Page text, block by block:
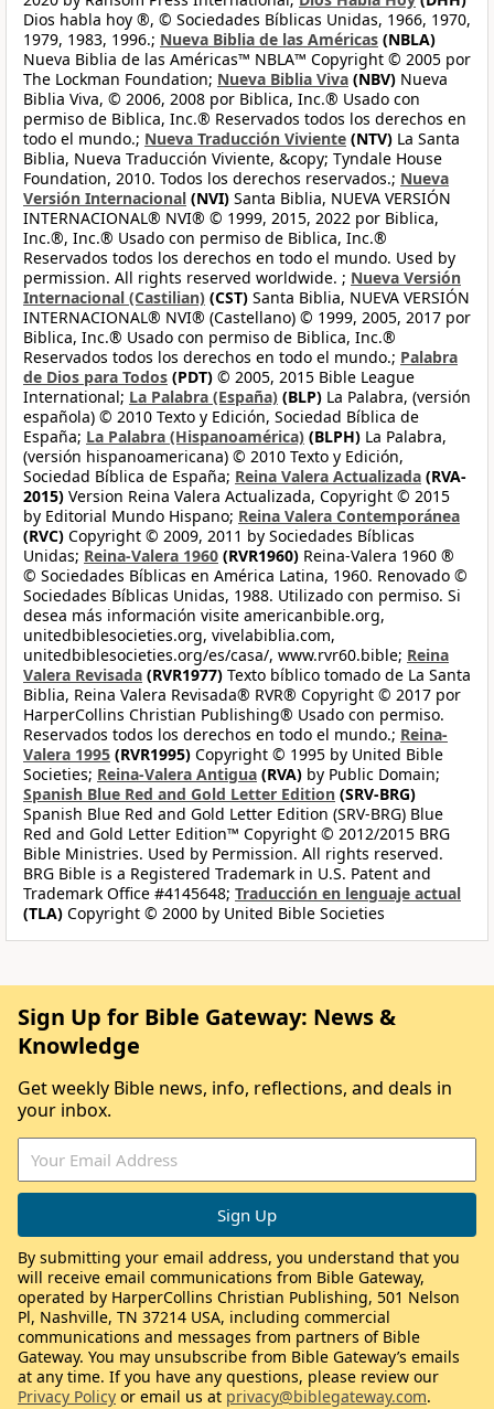
Dios habla hoy ®, © Sociedades Bíblicas Unidas, 1966, 1970,
1979, 1983, 1996.; Nueva Biblia de las Américas (NBLA)
Nueva Biblia de las Américas™ NBLA™ Copyright © 2005 por
The Lockman Foundation; Nueva Biblia Viva (NBV) Nueva
Biblia Viva, © 2006, 2008 por Biblica, Inc.® Usado con
permiso de Biblica, Inc.® Reservados todos los derechos en
todo el mundo.; Nueva Traducción Viviente (NTV) La Santa
Biblia, Nueva Traducción Viviente, &copy; Tyndale House
Foundation, 2010. Todos los derechos reservados.; Nueva
Versión Internacional (NVI) Santa Biblia, NUEVA VERSIÓN
INTERNACIONAL® NVI® © 1999, 2015, 2022 por Biblica,
Inc.®, Inc.® Usado con permiso de Biblica, Inc.®
Reservados todos los derechos en todo el mundo. Used by
permission. All rights reserved worldwide. ; Nueva Versión
Internacional (Castilian) (CST) Santa Biblia, NUEVA VERSIÓN
INTERNACIONAL® NVI® (Castellano) © 1999, 2005, 2017 por
Biblica, Inc.® Usado con permiso de Biblica, Inc.®
Reservados todos los derechos en todo el mundo.; Palabra
de Dios para Todos (PDT) © 2005, 2015 Bible League
International; La Palabra (España) (BLP) La Palabra, (versión
española) © 2010 Texto y Edición, Sociedad Bíblica de
España; La Palabra (Hispanoamérica) (BLPH) La Palabra,
(versión hispanoamericana) © 2010 Texto y Edición,
Sociedad Bíblica de España; Reina Valera Actualizada (RVA-
2015) Version Reina Valera Actualizada, Copyright © 2015
by Editorial Mundo Hispano; Reina Valera Contemporánea
(RVC) Copyright © 2009, 2011 by Sociedades Bíblicas
Unidas; Reina-Valera 1960 (RVR1960) Reina-Valera 1960 ®
© Sociedades Bíblicas en América Latina, 1960. Renovado ©
Sociedades Bíblicas Unidas, 1988. Utilizado con permiso. Si
desea más información visite americanbible.org,
unitedbiblesocieties.org, vivelabiblia.com,
unitedbiblesocieties.org/es/casa/, www.rvr60.bible; Reina
Valera Revisada (RVR1977) Texto bíblico tomado de La Santa
Biblia, Reina Valera Revisada® RVR® Copyright © 2017 por
HarperCollins Christian Publishing® Usado con permiso.
Reservados todos los derechos en todo el mundo.; Reina-
Valera 1995 (RVR1995) Copyright © 1995 by United Bible
Societies; Reina-Valera Antigua (RVA) by Public Domain;
Spanish Blue Red and Gold Letter Edition (SRV-BRG)
Spanish Blue Red and Gold Letter Edition (SRV-BRG) Blue
Red and Gold Letter Edition™ Copyright © 2012/2015 BRG
Bible Ministries. Used by Permission. All rights reserved.
BRG Bible is a Registered Trademark in U.S. Patent and
Trademark Office #4145648; Traducción en lenguaje actual
(TLA) Copyright © 2000 by United Bible Societies
Sign Up for Bible Gateway: News &
Knowledge
Get weekly Bible news, info, reflections, and deals in
your inbox.
By submitting your email address, you understand that you
will receive email communications from Bible Gateway,
operated by HarperCollins Christian Publishing, 501 Nelson
Pl, Nashville, TN 37214 USA, including commercial
communications and messages from partners of Bible
Gateway. You may unsubscribe from Bible Gateway’s emails
at any time. If you have any questions, please review our
Privacy Policy or email us at privacy@biblegateway.com.